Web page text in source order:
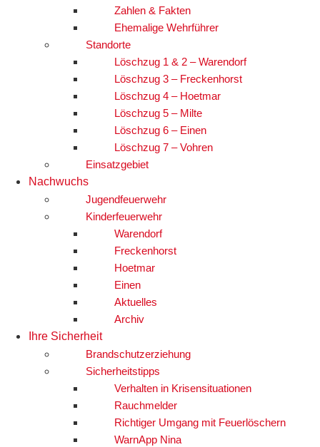
Zahlen & Fakten
Ehemalige Wehrführer
Standorte
Löschzug 1 & 2 – Warendorf
Löschzug 3 – Freckenhorst
Löschzug 4 – Hoetmar
Löschzug 5 – Milte
Löschzug 6 – Einen
Löschzug 7 – Vohren
Einsatzgebiet
Nachwuchs
Jugendfeuerwehr
Kinderfeuerwehr
Warendorf
Freckenhorst
Hoetmar
Einen
Aktuelles
Archiv
Ihre Sicherheit
Brandschutzerziehung
Sicherheitstipps
Verhalten in Krisensituationen
Rauchmelder
Richtiger Umgang mit Feuerlöschern
WarnApp Nina